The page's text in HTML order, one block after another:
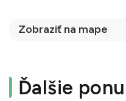
Zobraziť na mape
Ďalšie